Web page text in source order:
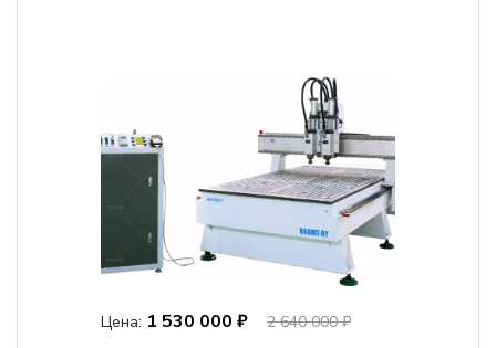
Цена: 1 530 000 ₽
2 640 000 ₽